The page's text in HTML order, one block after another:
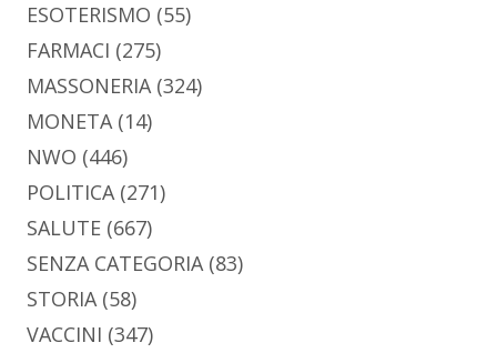
ESOTERISMO (55)
FARMACI (275)
MASSONERIA(324)
MONETA(14)
NWO (446)
POLITICA(271)
SALUTE (667)
SENZA CATEGORIA(83)
STORIA(58)
VACCINI (347)